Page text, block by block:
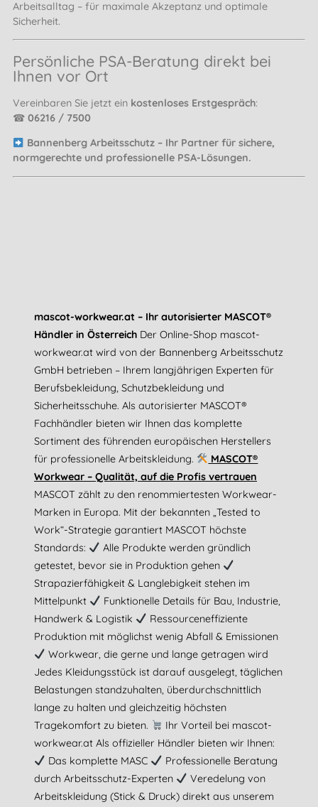
Arbeitsalltag – für maximale Akzeptanz und optimale
Sicherheit.
Persönliche PSA-Beratung direkt bei
Ihnen vor Ort
Vereinbaren Sie jetzt ein kostenloses Erstgespräch:
☎ 06216 / 7500
Bannenberg Arbeitsschutz – Ihr Partner für sichere,
normgerechte und professionelle PSA-Lösungen.
mascot-workwear.at – Ihr autorisierter MASCOT®
Händler in Österreich Der Online-Shop mascot-
workwear.at wird von der Bannenberg Arbeitsschutz
GmbH betrieben – Ihrem langjährigen Experten für
Berufsbekleidung, Schutzbekleidung und
Sicherheitsschuhe. Als autorisierter MASCOT®
Fachhändler bieten wir Ihnen das komplette
Sortiment des führenden europäischen Herstellers
für professionelle Arbeitskleidung.
MASCOT®
Workwear – Qualität, auf die Profis vertrauen
MASCOT zählt zu den renommiertesten Workwear-
Marken in Europa. Mit der bekannten „Tested to
Work“-Strategie garantiert MASCOT höchste
Standards:
Alle Produkte werden gründlich
getestet, bevor sie in Produktion gehen
Strapazierfähigkeit & Langlebigkeit stehen im
Mittelpunkt
Funktionelle Details für Bau, Industrie,
Handwerk & Logistik
Ressourceneffiziente
Produktion mit möglichst wenig Abfall & Emissionen
Workwear, die gerne und lange getragen wird
Jedes Kleidungsstück ist darauf ausgelegt, täglichen
Belastungen standzuhalten, überdurchschnittlich
lange zu halten und gleichzeitig höchsten
Tragekomfort zu bieten.
Ihr Vorteil bei mascot-
workwear.at Als offizieller Händler bieten wir Ihnen:
Das komplette MASC
Professionelle Beratung
durch Arbeitsschutz-Experten
Veredelung von
Arbeitskleidung (Stick & Druck) direkt aus unserem